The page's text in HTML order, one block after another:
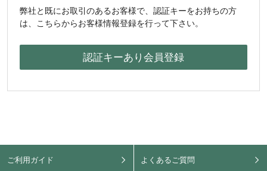
弊社と既にお取引のあるお客様で、認証キーをお持ちの方
は、こちらからお客様情報登録を行って下さい。
ご利用ガイド よくあるご質問